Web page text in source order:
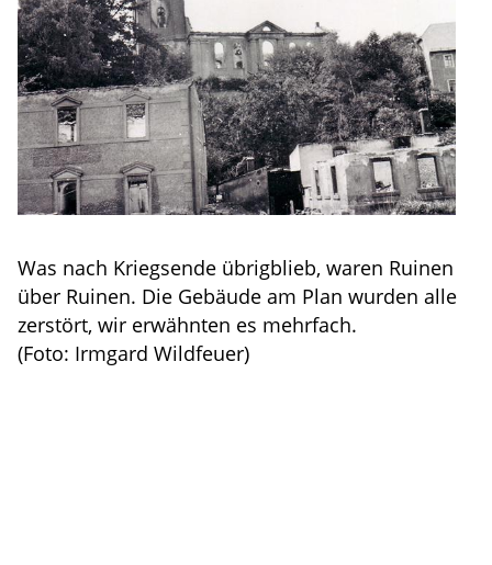
Was nach Kriegsende übrigblieb, waren Ruinen
über Ruinen. Die Gebäude am Plan wurden alle
zerstört, wir erwähnten es mehrfach.
(Foto: Irmgard Wildfeuer)